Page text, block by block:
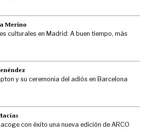
Merino
culturales en Madrid: A buen tiempo, más
y su ceremonia del adiós en Barcelona
con éxito una nueva edición de ARCO